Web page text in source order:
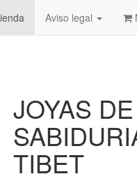
Aviso legal
JOYAS DE
TIBET